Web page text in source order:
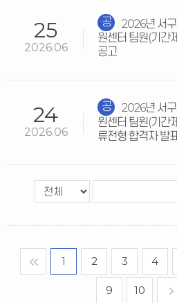
25
2026.06
공지
2026년 서
원센터 팀원(기간
공고
24
2026.06
공지
2026년 서
원센터 팀원(기간
류전형 합격자 발
��ó��
1 2 3 4
9 10